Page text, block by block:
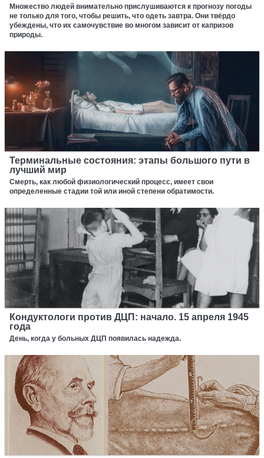
Множество людей внимательно прислушиваются к прогнозу погоды
не только для того, чтобы решить, что одеть завтра. Они твёрдо
убеждены, что их самочувствие во многом зависит от капризов
природы.
Терминальные состояния: этапы большого пути в
лучший мир
Смерть, как любой физиологический процесс, имеет свои
определенные стадии той или иной степени обратимости.
Кондуктологи против ДЦП: начало. 15 апреля 1945
года
День, когда у больных ДЦП появилась надежда.